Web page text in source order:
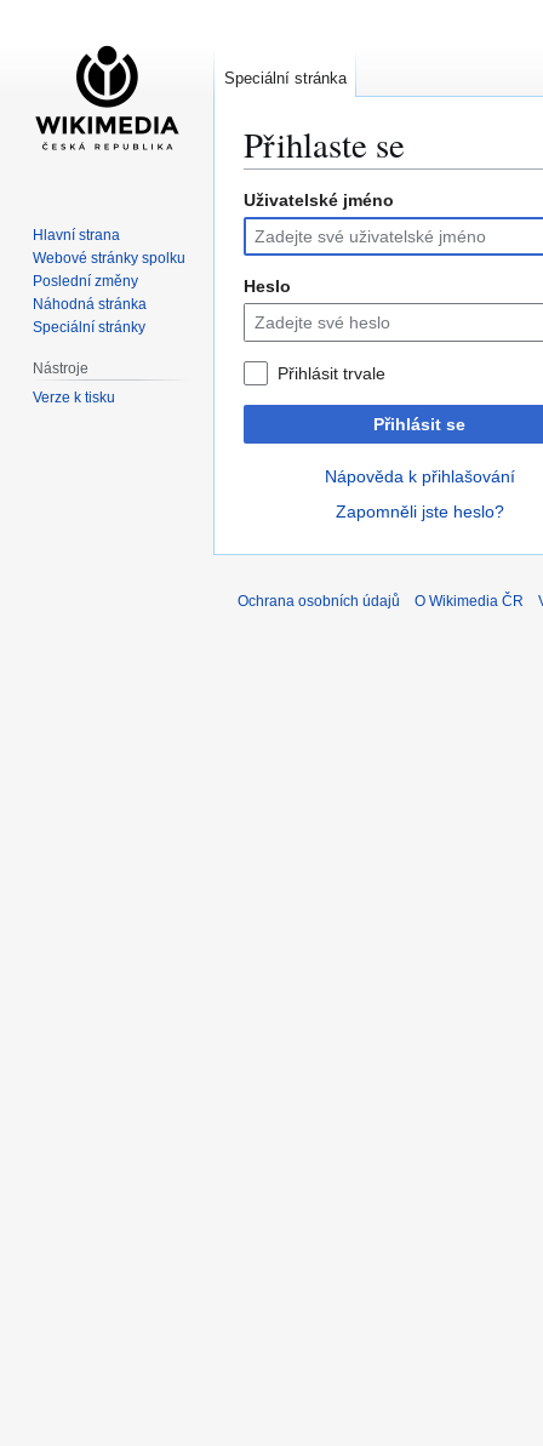
Přihlaste se
Skočit
na
navigaci
Skočit
na
vyhledávání
Uživatelské jméno
Heslo
Přihlásit trvale
Přihlásit se
Nápověda k přihlašování
Zapomněli jste heslo?
Speciální stránka
Hlavní strana
Webové stránky spolku
Poslední změny
Náhodná stránka
Speciální stránky
Nástroje
Verze k tisku
Ochrana osobních údajů O Wikimedia ČR